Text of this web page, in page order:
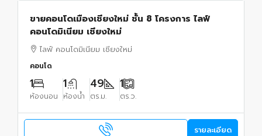
ขายคอนโดเมืองเชียงใหม่ ชั้น 8 โครงการ ไลฟ์
คอนโดมิเนียม เชียงใหม่
ไลฟ์ คอนโดมิเนียม เชียงใหม่
คอนโด
1
ห้องนอน
1
ห้องน้ำ
49
ตร.ม.
1
ตร.ว.
รายละเอียด